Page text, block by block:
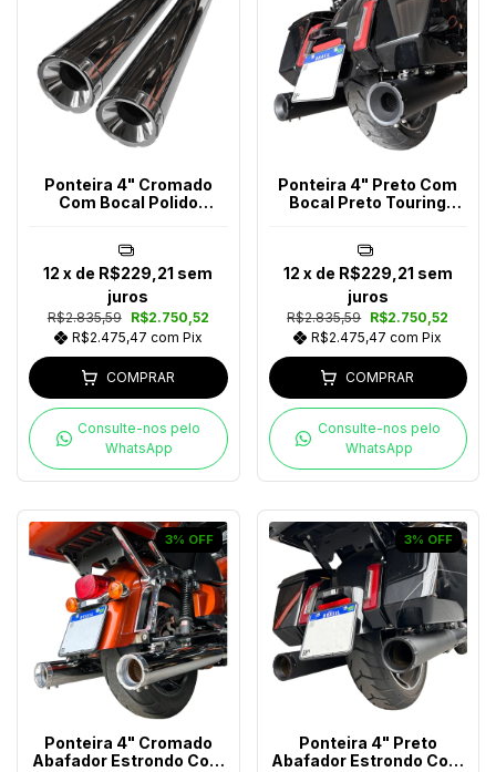
Ponteira 4" Cromado
Com Bocal Polido
R$2.835,59
R$2.750,52
R$2.475,47 com Pix
12 x de R$229,21 sem
juros
COMPRAR
Consulte-nos pelo
WhatsApp
Ponteira 4" Preto Com
Bocal Preto Touring
R$2.835,59 R$2.750,52
R$2.475,47com Pix
12 x de R$229,21 sem
juros
COMPRAR
Consulte-nos pelo
WhatsApp
3% OFF
Ponteira 4" Cromado
Abafador Estrondo Com
3% OFF
Ponteira 4" Preto
Abafador Estrondo Com